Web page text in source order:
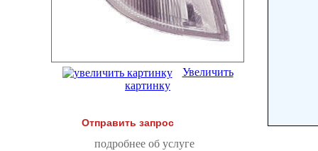
Увеличить
картинку
Отправить запрос
подробнее об услуге